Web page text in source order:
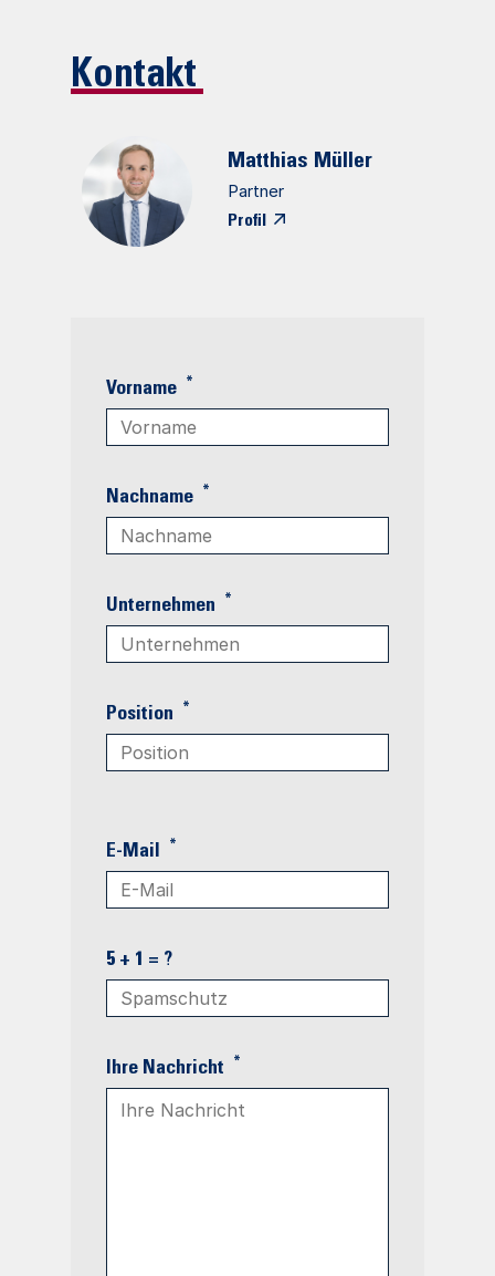
Kontakt
Matthias Müller
Partner
Profil
Vorname *
Nachname *
Unternehmen *
Position *
E-Mail *
5 + 1 = ?
Ihre Nachricht *